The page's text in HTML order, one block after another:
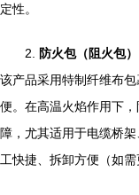
定性。
2. 防火包（阻火包）
该产品采用特制纤维布
便。在高温火焰作用下
障，尤其适用于电缆桥
工快捷、拆卸方便（如